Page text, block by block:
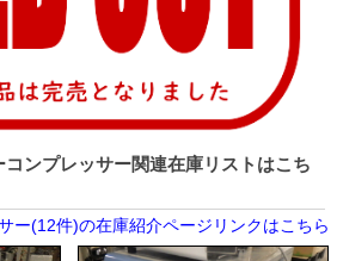
ンプレッサー関連在庫リストはこち
ー(12件)の在庫紹介ページリンクはこちら